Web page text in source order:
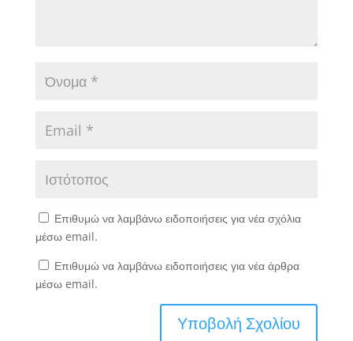
Επιθυμώ να λαμβάνω ειδοποιήσεις για νέα σχόλια
μέσω email.
Επιθυμώ να λαμβάνω ειδοποιήσεις για νέα άρθρα
μέσω email.